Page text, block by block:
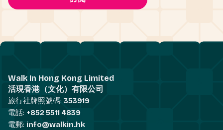
Walk In Hong Kong Limited
活現香港（文化）有限公司
旅行社牌照號碼: 353919
電話: +852 5511 4839
電郵: info@walkin.hk